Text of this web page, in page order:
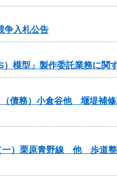
争入札公告
模型」製作委託業務に関
債務）小倉谷他 堰堤補
一）栗原青野線 他 歩道